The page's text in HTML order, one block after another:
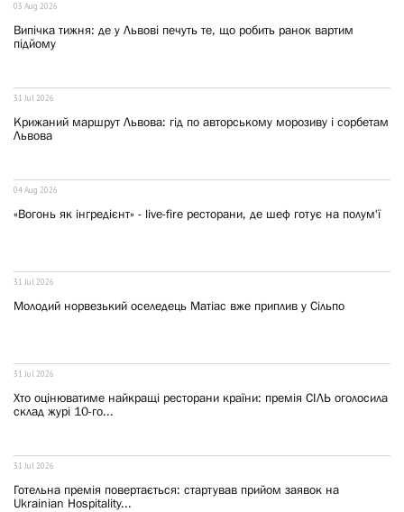
03 Aug 2026
Випічка тижня: де у Львові печуть те, що робить ранок вартим
підйому
31 Jul 2026
Крижаний маршрут Львова: гід по авторському морозиву і сорбетам
Львова
04 Aug 2026
«Вогонь як інгредієнт» - live-fire ресторани, де шеф готує на полум'ї
31 Jul 2026
Молодий норвезький оселедець Матіас вже приплив у Сільпо
31 Jul 2026
Хто оцінюватиме найкращі ресторани країни: премія СІЛЬ оголосила
склад журі 10-го...
31 Jul 2026
Готельна премія повертається: cтартував прийом заявок на
Ukrainian Hospitality...